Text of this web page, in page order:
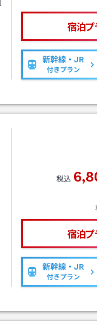
宿泊プ
新幹線・JR
付きプラン
税込
宿泊プ
新幹線・JR
付きプラン